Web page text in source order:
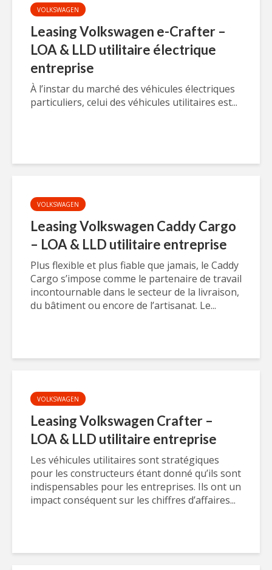
VOLKSWAGEN
Leasing Volkswagen e-Crafter –
LOA & LLD utilitaire électrique
entreprise
À l’instar du marché des véhicules électriques
particuliers, celui des véhicules utilitaires est...
VOLKSWAGEN
Leasing Volkswagen Caddy Cargo
– LOA & LLD utilitaire entreprise
Plus flexible et plus fiable que jamais, le Caddy
Cargo s’impose comme le partenaire de travail
incontournable dans le secteur de la livraison,
du bâtiment ou encore de l’artisanat. Le...
VOLKSWAGEN
Leasing Volkswagen Crafter –
LOA & LLD utilitaire entreprise
Les véhicules utilitaires sont stratégiques
pour les constructeurs étant donné qu’ils sont
indispensables pour les entreprises. Ils ont un
impact conséquent sur les chiffres d’affaires...